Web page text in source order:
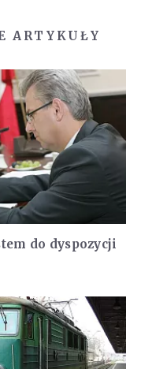
ARTYKUŁY
do dyspozycji